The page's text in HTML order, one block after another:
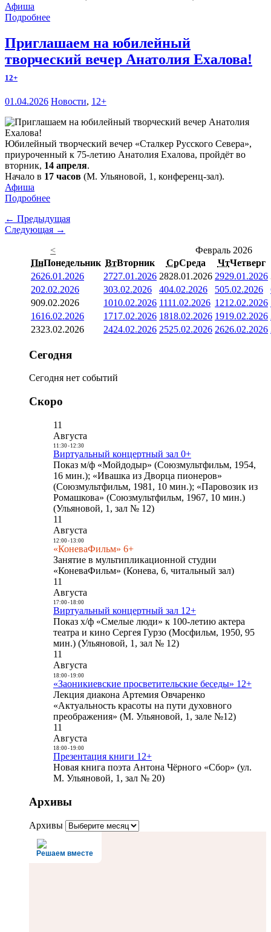
Афиша
Подробнее
Приглашаем на юбилейный
творческий вечер Анатолия Ехалова!
12+
01.04.2026 Новости, 12+
Юбилейный творческий вечер «Сталкер Русского Севера»,
приуроченный к 75-летию Анатолия Ехалова, пройдёт во
вторник, 14 апреля.
Начало в 17 часов (М. Ульяновой, 1, конференц-зал).
Афиша
Подробнее
← Предыдущая
Следующая →
<
Февраль 2026
ПнПонедельник ВтВторник СрСреда ЧтЧетверг
2626.01.2026 2727.01.2026 2828.01.2026 2929.01.2026
202.02.2026 303.02.2026 404.02.2026 505.02.2026
909.02.2026 1010.02.2026 1111.02.2026 1212.02.2026
1616.02.2026 1717.02.2026 1818.02.2026 1919.02.2026
2323.02.2026 2424.02.2026 2525.02.2026 2626.02.2026
Сегодня
Сегодня нет событий
Скоро
11
Августа
11:30- 12:30
Виртуальный концертный зал 0+
Показ м/ф «Мойдодыр» (Союзмультфильм, 1954,
16 мин.); «Ивашка из Дворца пионеров»
(Союзмультфильм, 1981, 10 мин.); «Паровозик из
Ромашкова» (Союзмультфильм, 1967, 10 мин.)
(Ульяновой, 1, зал № 12)
11
Августа
12:00- 13:00
«КоневаФильм» 6+
Занятие в мультипликационной студии
«КоневаФильм» (Конева, 6, читальный зал)
11
Августа
17:00- 18:00
Виртуальный концертный зал 12+
Показ х/ф «Смелые люди» к 100-летию актера
театра и кино Сергея Гурзо (Мосфильм, 1950, 95
мин.) (Ульяновой, 1, зал № 12)
11
Августа
18:00- 19:00
«Заоникиевские просветительские беседы» 12+
Лекция диакона Артемия Овчаренко
«Актуальность красоты на пути духовного
преображения» (М. Ульяновой, 1, зале №12)
11
Августа
18:00- 19:00
Презентация книги 12+
Новая книга поэта Антона Чёрного «Сбор» (ул.
М. Ульяновой, 1, зал № 20)
Архивы
Архивы
Решаем вместе